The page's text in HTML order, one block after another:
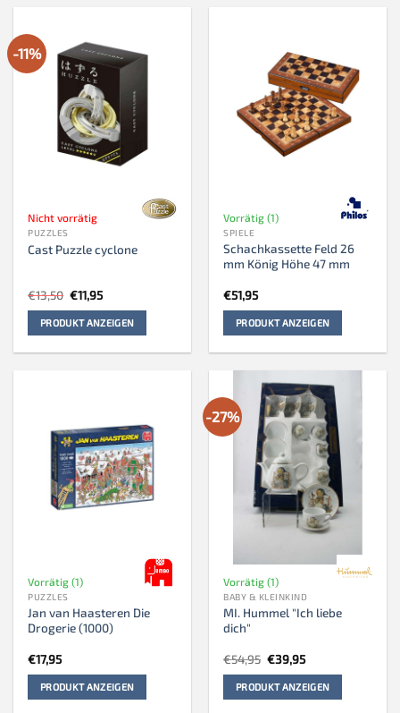
-11%
Nicht vorrätig
PUZZLES
Cast Puzzle cyclone
€13,50 Ursprünglicher
Preis
war:
€13,50
€11,95Aktueller
ist:
€11,95.
PRODUKT ANZEIGEN
Vorrätig (1)
SPIELE
Schachkassette Feld 26
mm König Höhe 47 mm
€51,95
PRODUKT ANZEIGEN
Vorrätig (1)
PUZZLES
Jan van Haasteren Die
Drogerie (1000)
€17,95
PRODUKT ANZEIGEN
-27%
Vorrätig (1)
BABY & KLEINKIND
MI. Hummel "Ich liebe
dich"
€54,95 Ursprünglicher
Preis
war:
€54,95
€39,95Aktueller
ist:
€39,95.
PRODUKT ANZEIGEN